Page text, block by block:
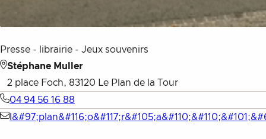
Presse - librairie - Jeux souvenirs
Stéphane Muller
2 place Foch, 83120 Le Plan de la Tour
04 94 56 16 88